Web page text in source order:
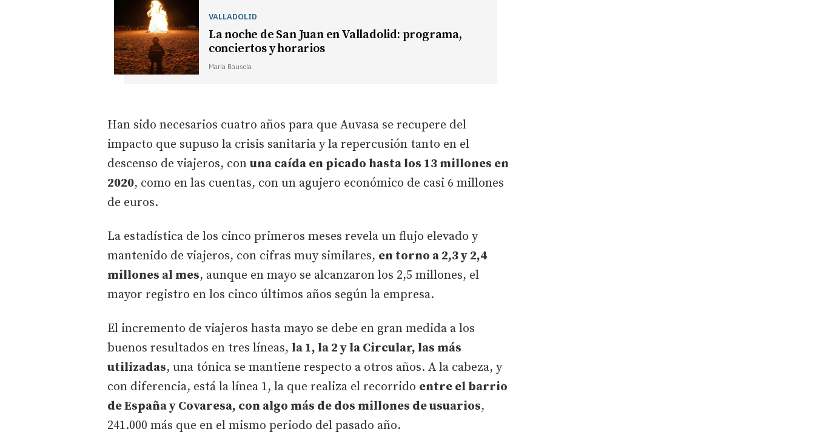
VALLADOLID
La noche de San Juan en Valladolid: programa,
conciertos y horarios
Maria Bausela
Han sido necesarios cuatro años para que Auvasa se recupere del
impacto que supuso la crisis sanitaria y la repercusión tanto en el
descenso de viajeros, con una caída en picado hasta los 13 millones en
2020, como en las cuentas, con un agujero económico de casi 6 millones
de euros.
La estadística de los cinco primeros meses revela un flujo elevado y
mantenido de viajeros, con cifras muy similares, en torno a 2,3 y 2,4
millones al mes, aunque en mayo se alcanzaron los 2,5 millones, el
mayor registro en los cinco últimos años según la empresa.
El incremento de viajeros hasta mayo se debe en gran medida a los
buenos resultados en tres líneas, la 1, la 2 y la Circular, las más
utilizadas, una tónica se mantiene respecto a otros años. A la cabeza, y
con diferencia, está la línea 1, la que realiza el recorrido entre el barrio
de España y Covaresa, con algo más de dos millones de usuarios,
241.000 más que en el mismo periodo del pasado año.